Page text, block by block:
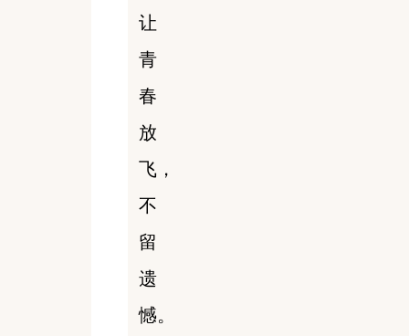
让
青
春
放
飞，
不
留
遗
憾。